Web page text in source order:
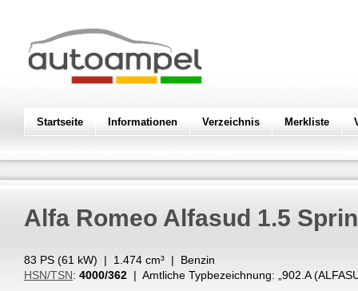
Startseite Informationen Verzeichnis Merkliste
Alfa Romeo Alfasud 1.5
83 PS (61 kW) | 1.474 cm³ | Benzin
HSN/TSN: 4000/362 | Amtliche Typbezeichnung: „ 902.A